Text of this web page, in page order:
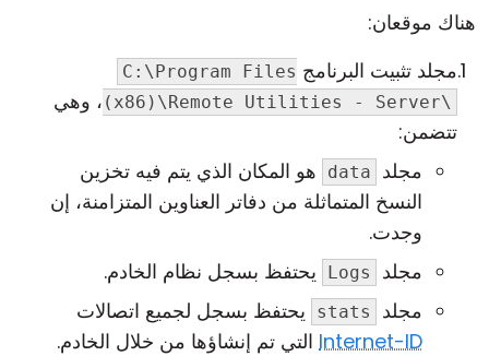
هناك موقعان:
مجلد تثبيت البرنامج C:\Program Files
(x86)\Remote Utilities - Server\ ، وهي
تتضمن:
مجلد
data
هو المكان الذي يتم فيه تخزين
النسخ المتماثلة من دفاتر العناوين المتزامنة، إن
وجدت.
مجلد
Logs
يحتفظ بسجل نظام الخادم.
مجلد
stats
يحتفظ بسجل لجميع اتصالات
Internet-ID التي تم إنشاؤها من خلال الخادم.